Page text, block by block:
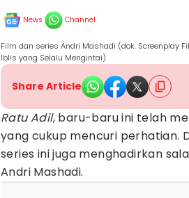
News Channel
Film dan series Andri Mashadi (dok. Screenplay
Iblis yang Selalu Mengintai)
Share Article
Ratu Adil, baru-baru ini telah
yang cukup mencuri perhatian.
series ini juga menghadirkan
Andri Mashadi.